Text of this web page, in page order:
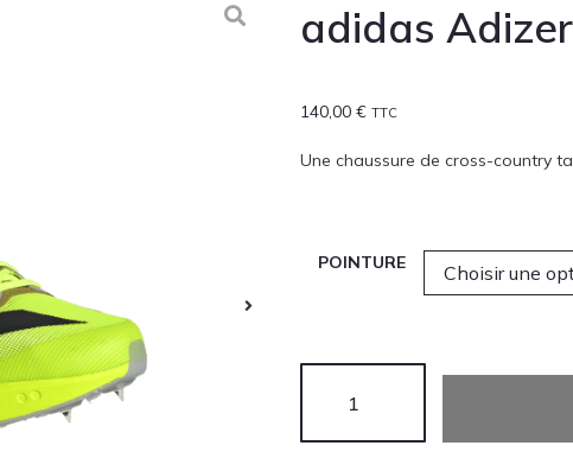
adidas
140,00 € TTC
Une chaussure de cross-country
POINTURE